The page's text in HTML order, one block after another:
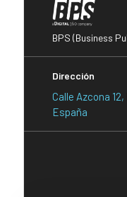
BPS (Business
Dirección
Calle Azcona
España